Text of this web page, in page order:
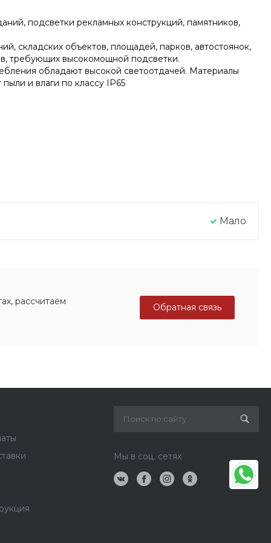
подсветки рекламных конструкций, памятников,
складских объектов, площадей, парков, автостоянок,
требующих высокомощной подсветки.
обладают высокой светоотдачей. Материалы
и влаги по классу IP65
Мало
рассчитаем
Обратная связь
Мы в соц. сетях